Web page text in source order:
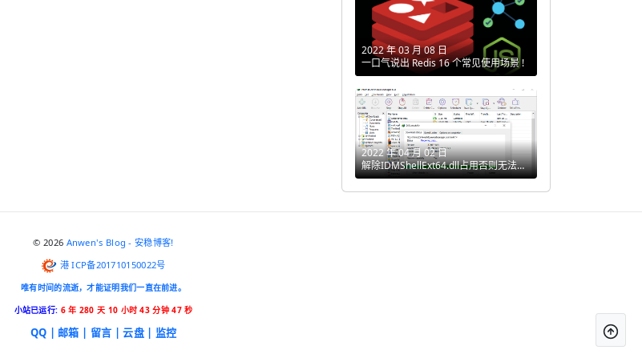
2022 年 03 月 08 日
一口气说出 Redis 16 个常见使用场景 !
2022 年 04 月 02 日
解除IDMShellExt64.dll占用否则无法删
除
© 2026 Anwen's Blog - 安稳博客!
港 ICP备201710150022号
唯有时间的流逝，才能证明我们一直在前进。
小站已运行: 6 年 280 天 10 小时 43 分钟 48 秒
QQ | 邮箱 | 留言 | 云盘 | 监控